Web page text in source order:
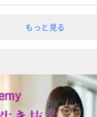
もっと見る